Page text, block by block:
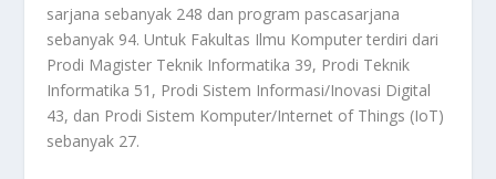
sarjana sebanyak 248 dan program pascasarjana
sebanyak 94. Untuk Fakultas Ilmu Komputer terdiri dari
Prodi Magister Teknik Informatika 39, Prodi Teknik
Informatika 51, Prodi Sistem Informasi/Inovasi Digital
43, dan Prodi Sistem Komputer/Internet of Things (IoT)
sebanyak 27.